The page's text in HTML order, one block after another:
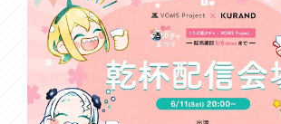
Youtube：https://www.youtube.com/channel/
KA24WNwJQ
Twitter：https://twitter.com/Ryugon_D
GYARI
Youtube：https://www.youtube.com/c/GYARI
Twitter：https://twitter.com/GYARI_